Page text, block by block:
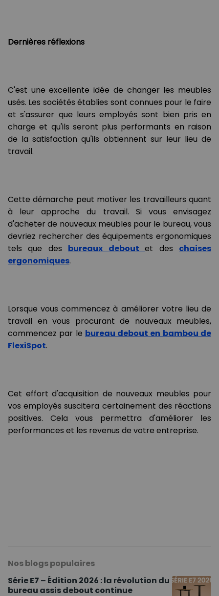
Dernières réflexions
C'est une excellente idée de changer les meubles
usés. Les sociétés établies sont connues pour le faire
et s'assurer que leurs employés sont bien pris en
charge et qu'ils seront plus performants en raison
de la satisfaction qu'ils obtiennent sur leur lieu de
travail.
Cette démarche peut motiver les travailleurs quant
à leur approche du travail. Si vous envisagez
d'acheter de nouveaux meubles pour le bureau, vous
devriez rechercher des équipements ergonomiques
tels que des bureaux deboutet des chaises
ergonomiques.
Lorsque vous commencez à améliorer votre lieu de
travail en vous procurant de nouveaux meubles,
commencez par le bureau debout en bambou de
FlexiSpot.
Cet effort d'acquisition de nouveaux meubles pour
vos employés suscitera certainement des réactions
positives. Cela vous permettra d'améliorer les
performances et les revenus de votre entreprise.
Nos blogs populaires
Série E7 – Édition 2026 : la révolution du
bureau assis debout continue